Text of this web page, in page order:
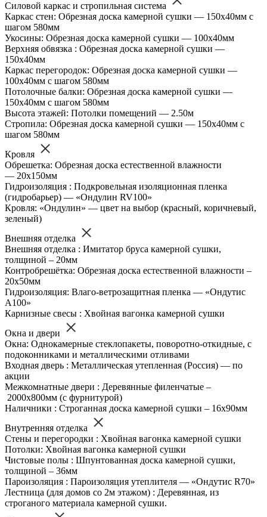
Силовой каркас и стропильная система
Каркас стен: Обрезная доска камерной сушки — 150х40мм с
шагом 580мм
Укосины: Обрезная доска камерной сушки — 100х40мм
Верхняя обвязка : Обрезная доска камерной сушки —
150х40мм
Каркас перегородок: Обрезная доска камерной сушки —
100х40мм с шагом 580мм
Потолочные балки: Обрезная доска камерной сушки —
150х40мм с шагом 580мм
Высота этажей: Потолки помещений — 2.50м
Стропила: Обрезная доска камерной сушки — 150х40мм с
шагом 580мм
Кровля
Обрешетка: Обрезная доска естественной влажности
— 20х150мм
Гидроизоляция : Подкровельная изоляционная пленка
(гидробарьер) — «Ондулин RV100»
Кровля: «Ондулин» — цвет на выбор (красный, коричневый,
зеленый)
Внешняя отделка
Внешняя отделка : Имитатор бруса камерной сушки,
толщиной – 20мм
Контробрешётка: Обрезная доска естественной влажности –
20х50мм
Гидроизоляция: Влаго-ветрозащитная пленка — «Ондутис
А100»
Карнизные свесы : Хвойная вагонка камерной сушки
Окна и двери
Окна: Однокамерные стеклопакеты, поворотно-откидные, с
подоконниками и металлическими отливами
Входная дверь : Металлическая утепленная (Россия) — по
акции
Межкомнатные двери : Деревянные филенчатые –
2000х800мм (с фурнитурой)
Наличники : Строганная доска камерной сушки – 16х90мм
Внутренняя отделка
Стены и перегородки : Хвойная вагонка камерной сушки
Потолки: Хвойная вагонка камерной сушки
Чистовые полы : Шпунтованная доска камерной сушки,
толщиной – 36мм
Пароизоляция : Пароизоляция утеплителя — «Ондутис R70»
Лестница (для домов со 2м этажом) : Деревянная, из
строганого материала камерной сушки.